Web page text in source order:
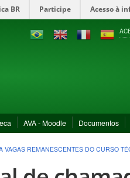
BR Participe Acesso à
AVA - Moodle Documentos
REMANESCENTES DO CURSO